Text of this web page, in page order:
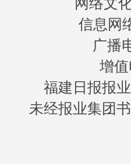
网络文
信息网
广播
增
福建日报报
未经报业集团